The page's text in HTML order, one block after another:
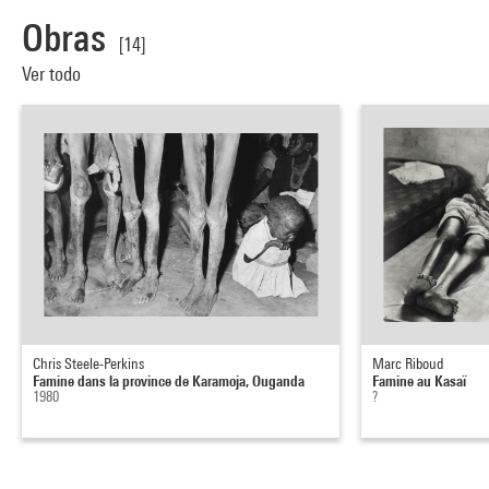
Obras
[14]
Ver todo
Chris Steele-Perkins
Famine dans la province de Karamoja, Ouganda
1980
Marc Riboud
Famine au Kasaï
?